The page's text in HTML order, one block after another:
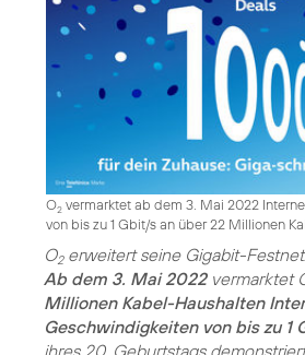
O2 vermarktet ab dem 3. Mai 2022
von bis zu 1 Gbit/s an über 22 Millionen
O2erweitert seine Gigabit-
Ab dem 3. Mai 2022vermarktet
Millionen Kabel-Haushalten
Geschwindigkeiten von bis zu 1
ihres 20. Geburtstags